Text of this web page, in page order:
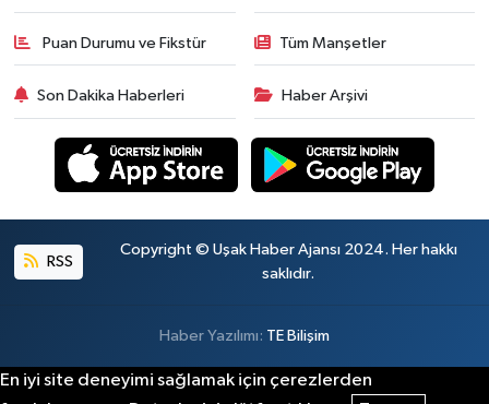
Puan Durumu ve Fikstür Tüm Manşetler
Son Dakika Haberleri Haber Arşivi
RSS
Copyright © Uşak Haber Ajansı 2024. Her hakkı
saklıdır.
Haber Yazılımı: TE Bilişim
En iyi site deneyimi sağlamak için çerezlerden